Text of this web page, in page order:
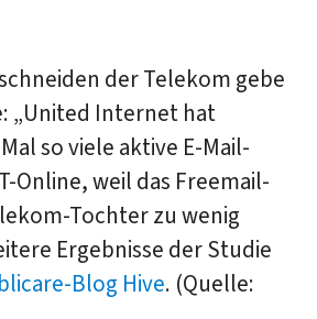
der Telekom gebe
„United Internet hat
so viele aktive E-Mail-
Online, weil das Freemail-
Tochter zu wenig
Ergebnisse der Studie
Blog Hive. (Quelle: